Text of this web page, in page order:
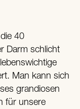
Darm schlicht
Man kann sich
grandiosen
für unsere